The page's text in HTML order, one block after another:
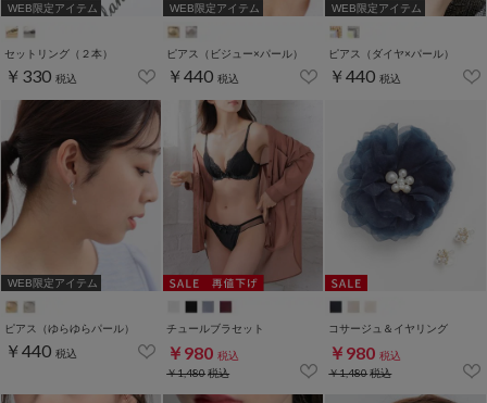
WEB限定アイテム
セットリング（２本）
￥330 税込
WEB限定アイテム
ピアス（ビジュー×パール）
￥440 税込
WEB限定アイテム
ピアス（ダイヤ×パール）
￥440 税込
WEB限定アイテム
ピアス（ゆらゆらパール）
￥440 税込
チュールブラセット
￥980 税込
￥1,480税込
コサージュ＆イヤリング
￥980 税込
￥1,480税込